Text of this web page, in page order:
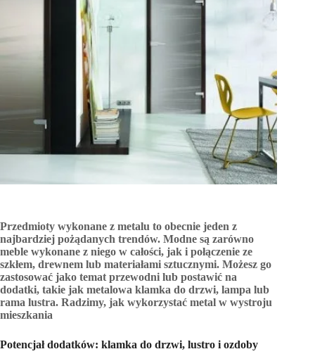
Przedmioty wykonane z metalu to obecnie jeden z
najbardziej pożądanych trendów. Modne są zarówno
meble wykonane z niego w całości, jak i połączenie ze
szkłem, drewnem lub materiałami sztucznymi. Możesz go
zastosować jako temat przewodni lub postawić na
dodatki, takie jak metalowa klamka do drzwi, lampa lub
rama lustra. Radzimy, jak wykorzystać metal w wystroju
mieszkania
Potencjał dodatków: klamka do drzwi, lustro i ozdoby